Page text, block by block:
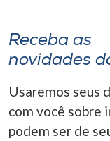
Receba as
novidades
Usaremos seus
com você sobre
podem ser de